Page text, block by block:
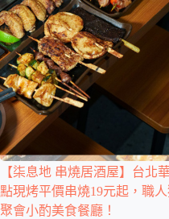
【柒息地 串燒居酒屋】台北
點現烤平價串燒19元起，職
聚會小酌美食餐廳！